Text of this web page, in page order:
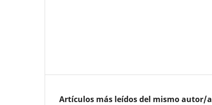
Artículos más leídos del mismo autor/a